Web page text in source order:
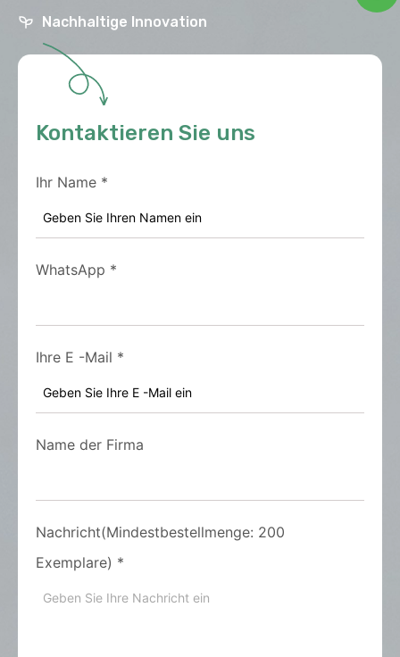
Nachhaltige Innovation
Kontaktieren Sie uns
Ihr Name *
WhatsApp *
Ihre E -Mail *
Name der Firma
Nachricht(Mindestbestellmenge: 200
Exemplare) *